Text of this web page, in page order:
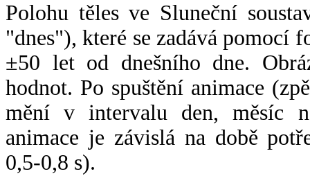
Polohu těles ve Sluneční
"dnes"), které se zadává pomocí
±50 let od dnešního dne.
hodnot. Po spuštění animace
mění v intervalu den, měsíc
animace je závislá na době
0,5-0,8 s).